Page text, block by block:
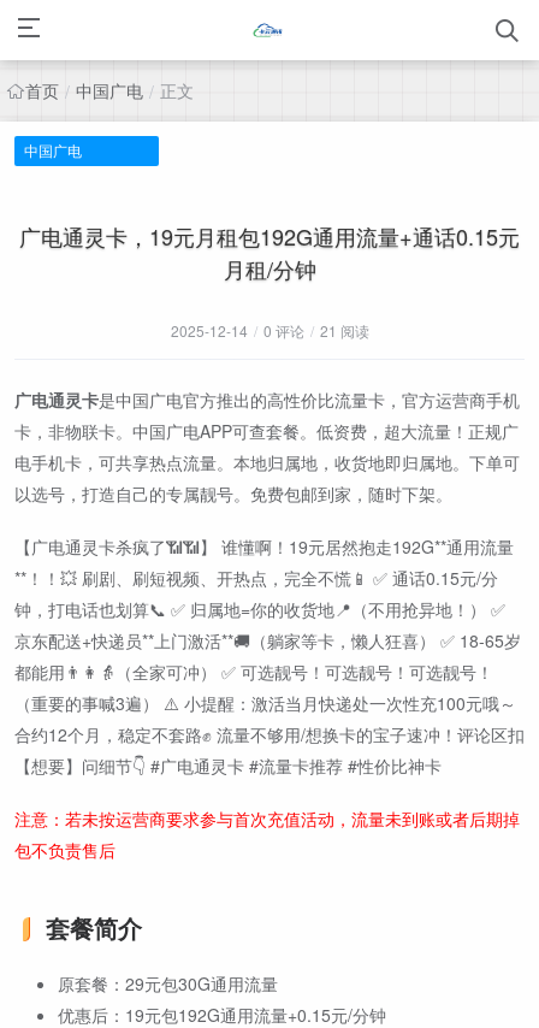
首页 / 中国广电 / 正文
中国广电
广电通灵卡，19元月租包192G通用流量+通话0.15元
月租/分钟
2025-12-14 / 0 评论 / 21 阅读
广电通灵卡是中国广电官方推出的高性价比流量卡，官方运营商手机
卡，非物联卡。中国广电APP可查套餐。低资费，超大流量！正规广
电手机卡，可共享热点流量。本地归属地，收货地即归属地。下单可
以选号，打造自己的专属靓号。免费包邮到家，随时下架。
【广电通灵卡杀疯了📶📶】 谁懂啊！19元居然抱走192G**通用流量
**！！💥 刷剧、刷短视频、开热点，完全不慌📱 ✅ 通话0.15元/分
钟，打电话也划算📞 ✅ 归属地=你的收货地📍（不用抢异地！） ✅
京东配送+快递员**上门激活**🚚（躺家等卡，懒人狂喜） ✅ 18-65岁
都能用👨👩👵（全家可冲） ✅ 可选靓号！可选靓号！可选靓号！
（重要的事喊3遍） ⚠️ 小提醒：激活当月快递处一次性充100元哦～
合约12个月，稳定不套路✊ 流量不够用/想换卡的宝子速冲！评论区扣
【想要】问细节👇 #广电通灵卡 #流量卡推荐 #性价比神卡
注意：若未按运营商要求参与首次充值活动，流量未到账或者后期掉
包不负责售后
套餐简介
原套餐：29元包30G通用流量
优惠后：19元包192G通用流量+0.15元/分钟